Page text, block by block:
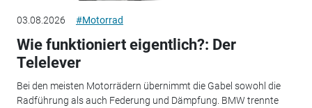
03.08.2026 #Motorrad
Wie funktioniert eigentlich?: Der
Telelever
Bei den meisten Motorrädern übernimmt die Gabel sowohl die
Radführung als auch Federung und Dämpfung. BMW trennte